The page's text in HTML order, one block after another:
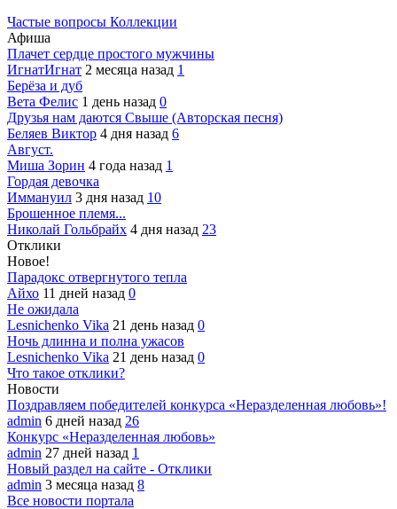
Частые вопросы Коллекции
Афиша
Плачет сердце простого мужчины
ИгнатИгнат 2 месяца назад 1
Берёза и дуб
Вета Фелис 1 день назад 0
Друзья нам даются Свыше (Авторская песня)
Беляев Виктор 4 дня назад 6
Август.
Миша Зорин 4 года назад 1
Гордая девочка
Иммануил 3 дня назад 10
Брошенное племя...
Николай Гольбрайх 4 дня назад 23
Отклики
Новое!
Парадокс отвергнутого тепла
Айхо 11 дней назад 0
Не ожидала
Lesnichenko Vika 21 день назад 0
Ночь длинна и полна ужасов
Lesnichenko Vika 21 день назад 0
Что такое отклики?
Новости
Поздравляем победителей конкурса «Неразделенная любовь»!
admin 6 дней назад 26
Конкурс «Неразделенная любовь»
admin 27 дней назад 1
Новый раздел на сайте - Отклики
admin 3 месяца назад 8
Все новости портала